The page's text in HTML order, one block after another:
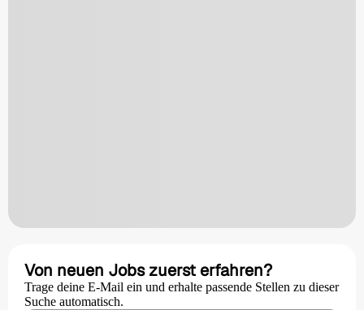
Von neuen Jobs zuerst erfahren?
Trage deine E-Mail ein und erhalte passende Stellen zu dieser
Suche automatisch.